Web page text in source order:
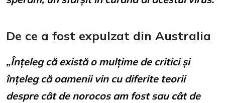
De ce a fost expulzat din Australia
„Înțeleg că există o mulțime de critici și
înțeleg că oamenii vin cu diferite teorii
despre cât de norocos am fost sau cât de